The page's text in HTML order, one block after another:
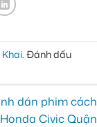
. Đánh dấu
dán phim cách
Civic Quận